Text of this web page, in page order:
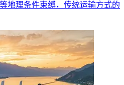
地理条件束缚，传统运输方式的